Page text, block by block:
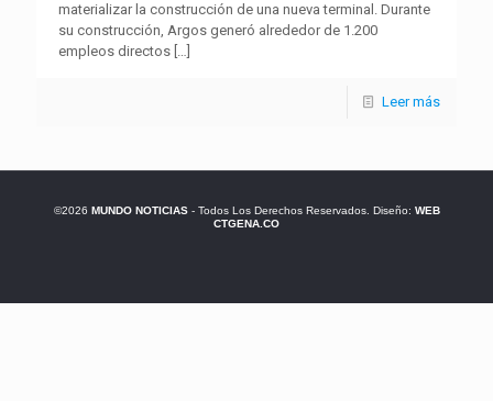
materializar la construcción de una nueva terminal. Durante
su construcción, Argos generó alrededor de 1.200
empleos directos […]
Leer más
©2026 MUNDO NOTICIAS- Todos Los Derechos Reservados. Diseño: WEB
CTGENA.CO